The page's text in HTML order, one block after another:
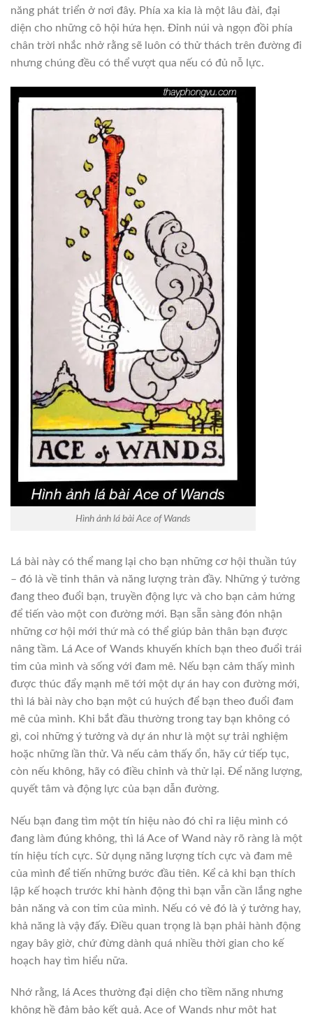
năng phát triển ở nơi đây. Phía xa kia là một lâu đài, đại
diện cho những cô hội hứa hẹn. Đỉnh núi và ngọn đồi phía
chân trời nhắc nhở rằng sẽ luôn có thử thách trên đường đi
nhưng chúng đều có thể vượt qua nếu có đủ nỗ lực.
Hình ảnh lá bài Ace of Wands
Lá bài này có thể mang lại cho bạn những cơ hội thuần túy
– đó là về tinh thân và năng lượng tràn đầy. Những ý tưởng
đang theo đuổi bạn, truyền động lực và cho bạn cảm hứng
để tiến vào một con đường mới. Bạn sẵn sàng đón nhận
những cơ hội mới thứ mà có thể giúp bản thân bạn được
nâng tầm. Lá Ace of Wands khuyến khích bạn theo đuổi trái
tim của mình và sống với đam mê. Nếu bạn cảm thấy mình
được thúc đẩy mạnh mẽ tới một dự án hay con đường mới,
thì lá bài này cho bạn một cú huých để bạn theo đuổi đam
mê của mình. Khi bắt đầu thường trong tay bạn không có
gì, coi những ý tưởng và dự án như là một sự trải nghiệm
hoặc những lần thử. Và nếu cảm thấy ổn, hãy cứ tiếp tục,
còn nếu không, hãy có điều chỉnh và thử lại. Để năng lượng,
quyết tâm và động lực của bạn dẫn đường.
Nếu bạn đang tìm một tín hiệu nào đó chỉ ra liệu mình có
đang làm đúng không, thì lá Ace of Wand này rõ ràng là một
tín hiệu tích cực. Sử dụng năng lượng tích cực và đam mê
của mình để tiến những bước đầu tiên. Kể cả khi bạn thích
lập kế hoạch trước khi hành động thì bạn vẫn cần lắng nghe
bản năng và con tim của mình. Nếu có vẻ đó là ý tưởng hay,
khả năng là vậy đấy. Điều quan trọng là bạn phải hành động
ngay bây giờ, chứ đừng dành quá nhiều thời gian cho kế
hoạch hay tìm hiểu nữa.
Nhớ rằng, lá Aces thường đại diện cho tiềm năng nhưng
không hề đảm bảo kết quả. Ace of Wands như một hạt